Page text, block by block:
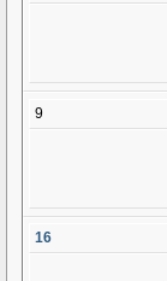
9
16